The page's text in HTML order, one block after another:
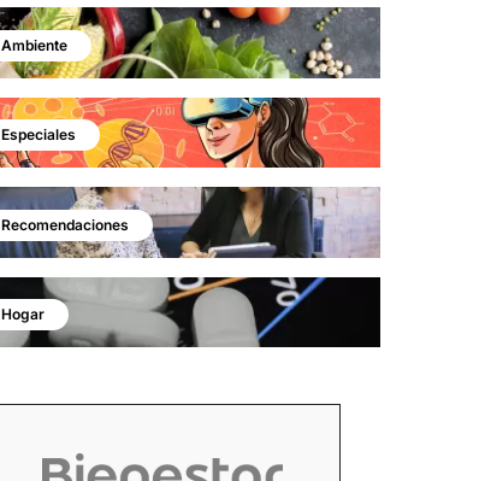
Ambiente
Especiales
Recomendaciones
Hogar